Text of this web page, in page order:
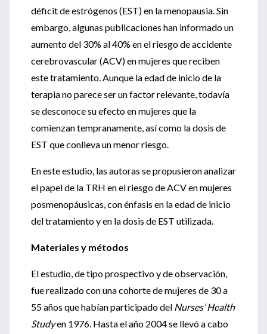
déficit de estrógenos (EST) en la menopausia. Sin
embargo, algunas publicaciones han informado un
aumento del 30% al 40% en el riesgo de accidente
cerebrovascular (ACV) en mujeres que reciben
este tratamiento. Aunque la edad de inicio de la
terapia no parece ser un factor relevante, todavía
se desconoce su efecto en mujeres que la
comienzan tempranamente, así como la dosis de
EST que conlleva un menor riesgo.
En este estudio, las autoras se propusieron analizar
el papel de la TRH en el riesgo de ACV en mujeres
posmenopáusicas, con énfasis en la edad de inicio
del tratamiento y en la dosis de EST utilizada.
Materiales y métodos
El estudio, de tipo prospectivo y de observación,
fue realizado con una cohorte de mujeres de 30 a
55 años que habían participado del Nurses’ Health
Studyen 1976. Hasta el año 2004 se llevó a cabo